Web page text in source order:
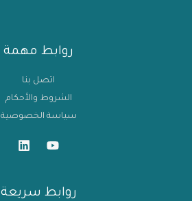
روابط مهمة
اتصل بنا
الشروط والأحكام
سياسة الخصوصية
روابط سريعة